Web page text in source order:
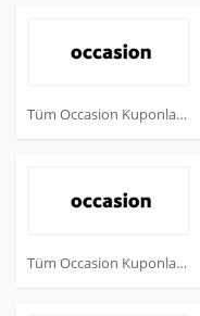
Tüm Occasion Kuponları
Tüm Occasion Kuponları